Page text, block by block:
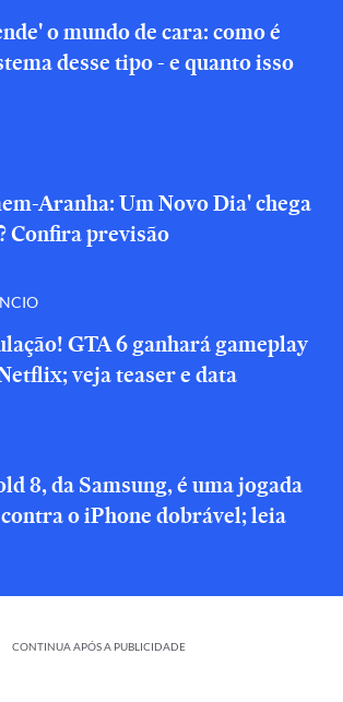
o mundo de cara: como é
desse tipo - e quanto isso
Aranha: Um Novo Dia' chega
Confira previsão
GTA 6 ganhará gameplay
veja teaser e data
8, da Samsung, é uma jogada
o iPhone dobrável; leia
CONTINUA APÓS A PUBLICIDADE